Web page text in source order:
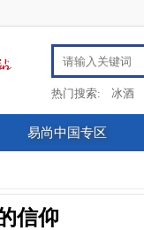
热门搜索: 冰酒
易尚中国专区
信仰